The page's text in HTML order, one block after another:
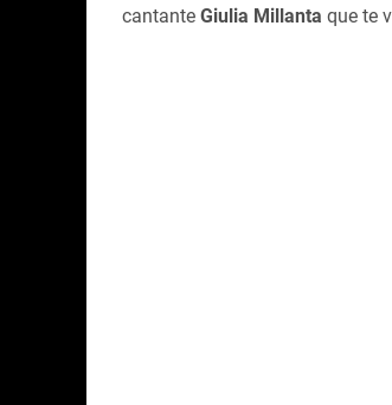
cantante Giulia Millanta que te